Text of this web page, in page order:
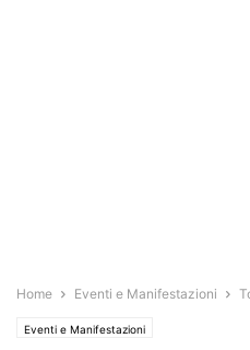
Home Eventi e Manifestazioni
Eventi e Manifestazioni